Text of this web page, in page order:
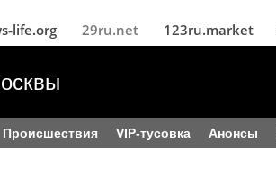
29ru.net 123ru.market
Происшествия VIP-тусовка Анонсы